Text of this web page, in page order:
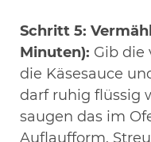
Schritt 5:
Minuten): Gib die
die Käsesauce
darf ruhig flüssig
saugen das im
Auflaufform.